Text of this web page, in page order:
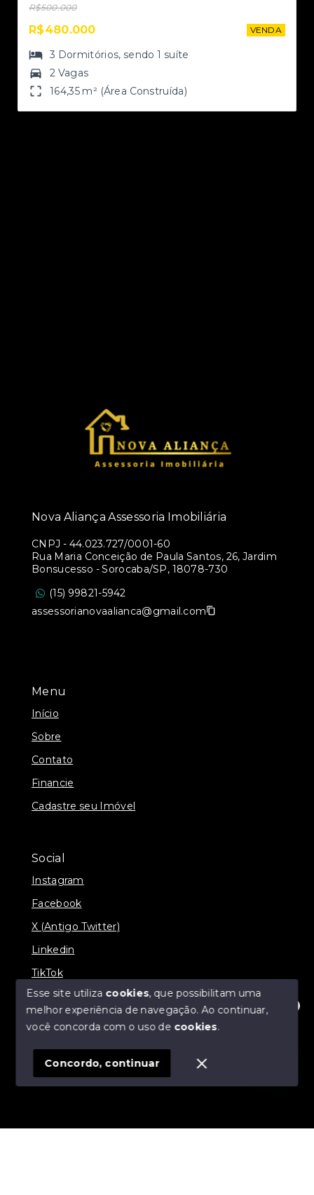
R$500.000
R$480.000 VENDA
3 Dormitórios, sendo1 suíte
2 Vagas
164,35 m² (Área Construída)
Olá! Estamos disponíveis para te ajudar.
Menu
Início
Sobre
Contato
Financie
Cadastre seu Imóvel
Social
Instagram
Facebook
X (Antigo Twitter)
Linkedin
TikTok
© Copyright 2026 - Nova Aliança Assessoria Imobiliária
SITE PARA IMOBILIARIA
Nova Aliança Assessoria Imobiliária
CNPJ - 44.023.727/0001-60
Rua Maria Conceição de Paula Santos, 26, Jardim
Bonsucesso - Sorocaba/SP, 18078-730
(15) 99821-5942
assessorianovaalianca@gmail.com
Esse site utiliza cookies, que possibilitam uma
melhor experiência de navegação.Ao continuar,
você concorda com o uso de cookies.
Concordo, continuar